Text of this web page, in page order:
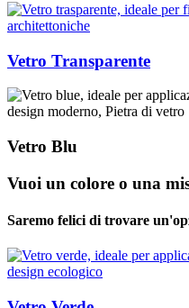
Vetro Transparente
Vetro Blu
Vuoi un colore o una
Saremo felici di trovare